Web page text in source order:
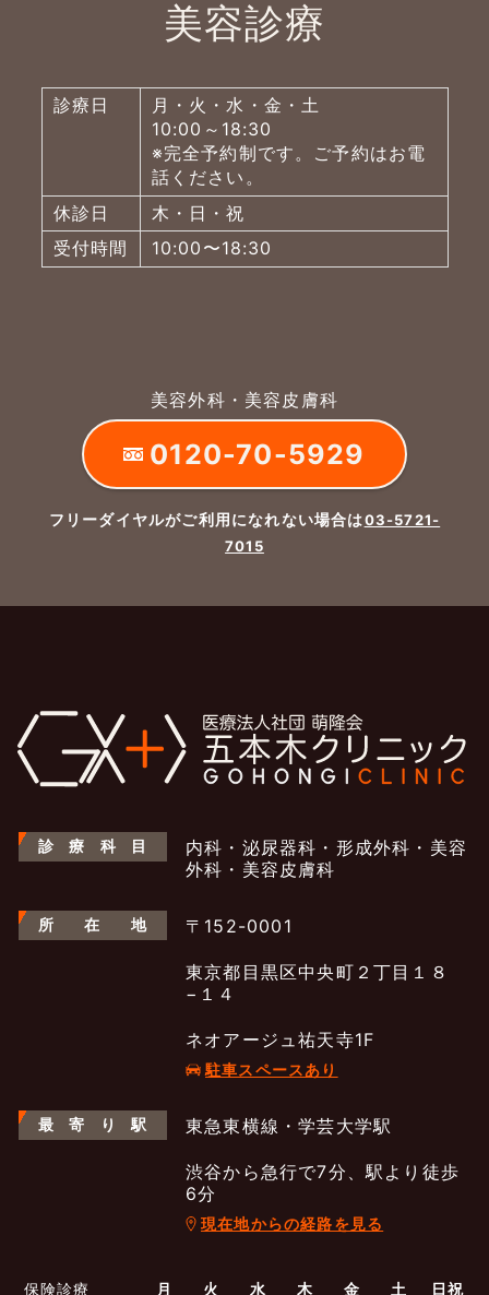
よくあるご質問
美容診療
診療日
月・火・水・金・土
10:00～18:30
※完全予約制です。ご予約はお電
話ください。
休診日
木・日・祝
受付時間
10:00〜18:30
美容外科・美容皮膚科
0120-70-5929
フリーダイヤルがご利用になれない場合は03-5721-
7015
診 療 科 目
内科・泌尿器科・形成外科・美容
外科・美容皮膚科
所 在 地 〒152-0001
東京都目黒区中央町２丁目１８
−１４
ネオアージュ祐天寺1F
駐車スペースあり
最 寄 り 駅 東急東横線・学芸大学駅
渋谷から急行で7分、駅より徒歩
6分
現在地からの経路を見る
保険診療 月 火 水 木 金 土 日祝